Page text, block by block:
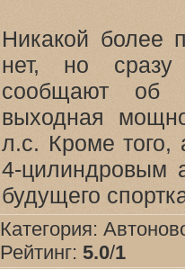
Никакой более
нет, но сразу
сообщают об
выходная
л.с. Кроме того,
4-цилиндровым
будущего
Категория:
Рейтинг: 5.0/1